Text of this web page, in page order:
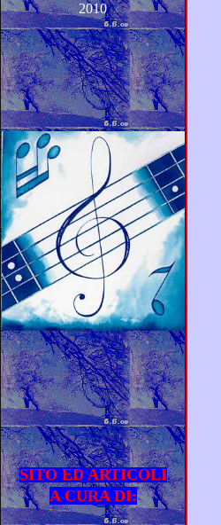
2010
SITO ED ARTICOLI
A CURA DI: